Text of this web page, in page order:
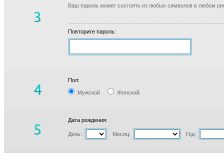
Ваш пароль может состоять из любых символов в любом
Повторите пароль:
Пол:
Мужской Женский
Дата рождения:
День: Месяц: Год: